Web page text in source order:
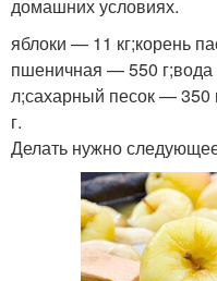
домашних условиях.
яблоки — 11 кг;корень
пшеничная — 550
л;сахарный песок — 350
г.
Делать нужно